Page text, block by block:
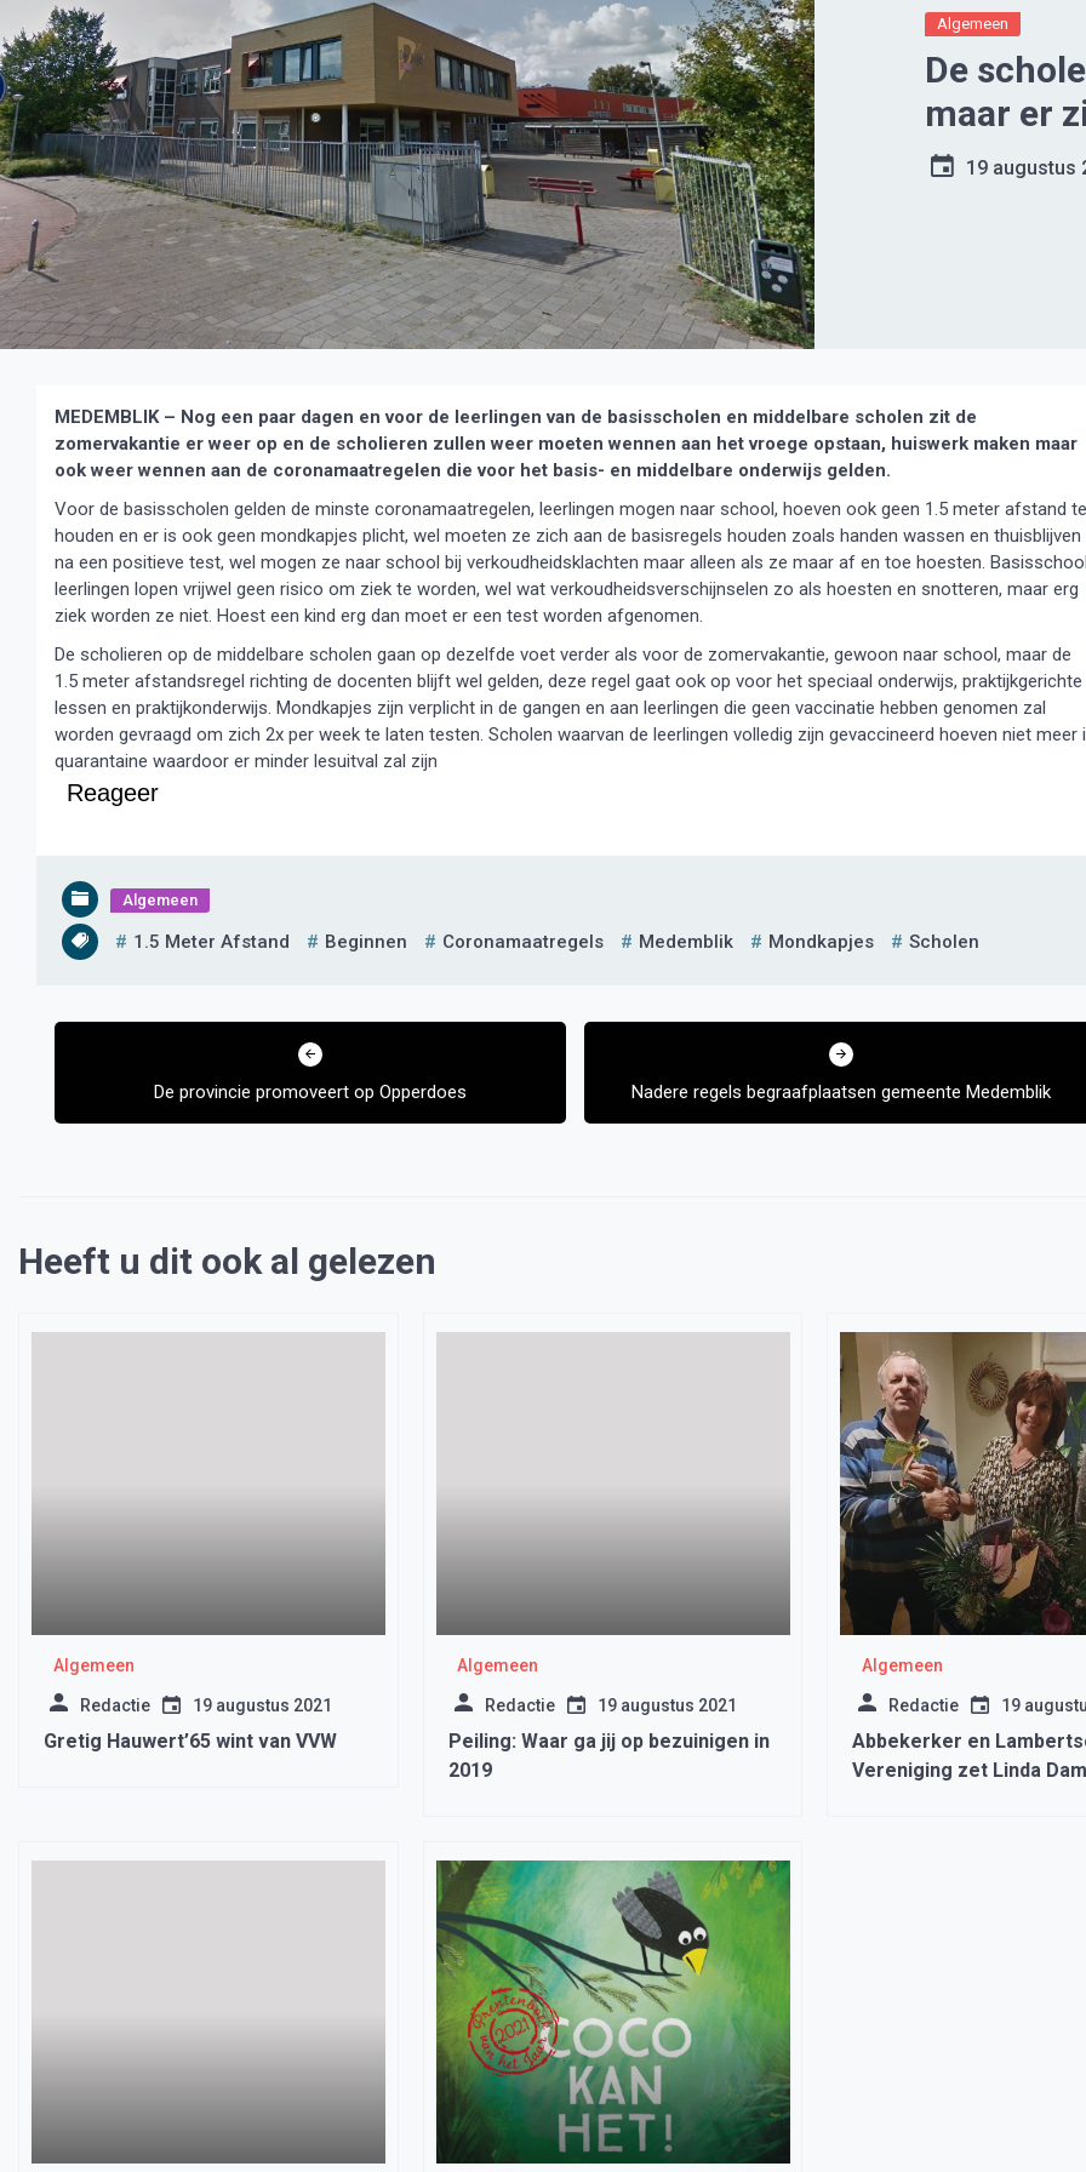
Algemeen
De
maar er
19 augustus
MEDEMBLIK – Nog een paar dagen en voor de leerlingen van de basisscholen en middelbare scholen zit de
zomervakantie er weer op en de scholieren zullen weer moeten wennen aan het vroege opstaan, huiswerk maken maar
ook weer wennen aan de coronamaatregelen die voor het basis- en middelbare onderwijs gelden.
Voor de basisscholen gelden de minste coronamaatregelen, leerlingen mogen naar school, hoeven ook geen 1.5 meter afstand te
houden en er is ook geen mondkapjes plicht, wel moeten ze zich aan de basisregels houden zoals handen wassen en thuisblijven
na een positieve test, wel mogen ze naar school bij verkoudheidsklachten maar alleen als ze maar af en toe hoesten.
leerlingen lopen vrijwel geen risico om ziek te worden, wel wat verkoudheidsverschijnselen zo als hoesten en snotteren, maar erg
ziek worden ze niet. Hoest een kind erg dan moet er een test worden afgenomen.
De scholieren op de middelbare scholen gaan op dezelfde voet verder als voor de zomervakantie, gewoon naar school, maar de
1.5 meter afstandsregel richting de docenten blijft wel gelden, deze regel gaat ook op voor het speciaal onderwijs, praktijkgerichte
lessen en praktijkonderwijs. Mondkapjes zijn verplicht in de gangen en aan leerlingen die geen vaccinatie hebben genomen zal
worden gevraagd om zich 2x per week te laten testen. Scholen waarvan de leerlingen volledig zijn gevaccineerd hoeven niet meer
quarantaine waardoor er minder lesuitval zal zijn
Reageer
Algemeen
1.5 Meter Afstand Beginnen Coronamaatregels Medemblik Mondkapjes Scholen
Bericht
De provincie promoveert op Opperdoes Nadere regels begraafplaatsen gemeente Medemblik
Heeft u dit ook al gelezen
Algemeen
Redactie 19 augustus 2021
Gretig Hauwert’65 wint van VVW
Algemeen
Redactie 19 augustus 2021
Peiling: Waar ga jij op bezuinigen in
2019
Algemeen
Redactie 19
Abbekerker en
Vereniging zet Linda